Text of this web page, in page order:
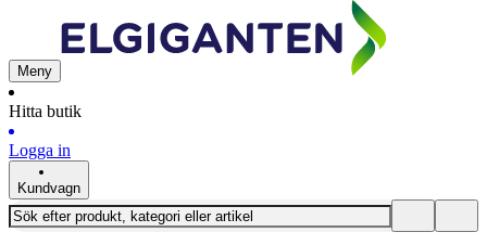
Meny
Hitta butik
Logga in
Kundvagn